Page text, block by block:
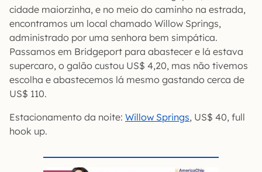
cidade maiorzinha, e no meio do caminho na estrada,
encontramos um local chamado Willow Springs,
administrado por uma senhora bem simpática.
Passamos em Bridgeport para abastecer e lá estava
supercaro, o galão custou US$ 4,20, mas não tivemos
escolha e abastecemos lá mesmo gastando cerca de
US$ 110.
Estacionamento da noite: Willow Springs, US$ 40, full
hook up.